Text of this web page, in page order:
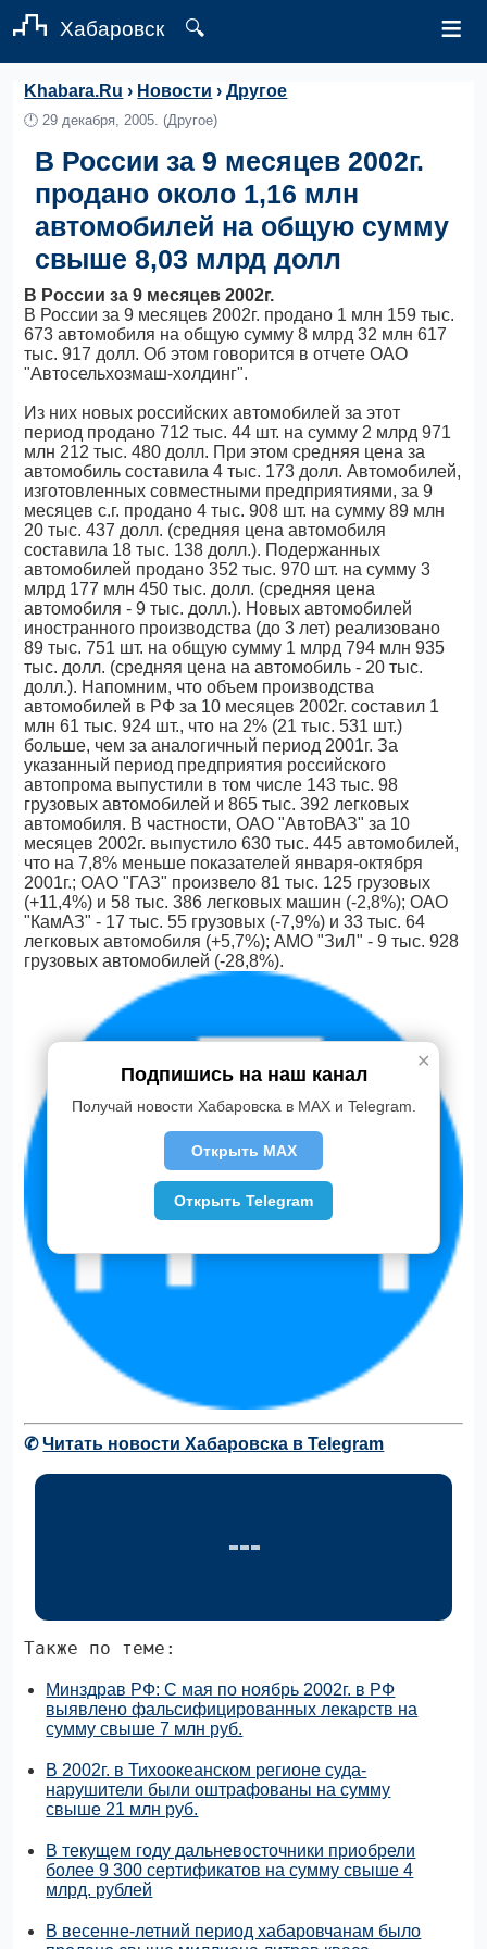
Хабаровск 🔍 ≡
Khabara.Ru › Новости ›Другое
🕛29 декабря, 2005. (Другое)
В России за 9 месяцев 2002г.
продано около 1,16 млн
автомобилей на общую сумму
свыше 8,03 млрд долл
В России за 9 месяцев 2002г.
В России за 9 месяцев 2002г. продано 1 млн 159 тыс.
673 автомобиля на общую сумму 8 млрд 32 млн 617
тыс. 917 долл. Об этом говорится в отчете ОАО
"Автосельхозмаш-холдинг".
Из них новых российских автомобилей за этот
период продано 712 тыс. 44 шт. на сумму 2 млрд 971
млн 212 тыс. 480 долл. При этом средняя цена за
автомобиль составила 4 тыс. 173 долл. Автомобилей,
изготовленных совместными предприятиями, за 9
месяцев с.г. продано 4 тыс. 908 шт. на сумму 89 млн
20 тыс. 437 долл. (средняя цена автомобиля
составила 18 тыс. 138 долл.). Подержанных
автомобилей продано 352 тыс. 970 шт. на сумму 3
млрд 177 млн 450 тыс. долл. (средняя цена
автомобиля - 9 тыс. долл.). Новых автомобилей
иностранного производства (до 3 лет) реализовано
89 тыс. 751 шт. на общую сумму 1 млрд 794 млн 935
тыс. долл. (средняя цена на автомобиль - 20 тыс.
долл.). Напомним, что объем производства
автомобилей в РФ за 10 месяцев 2002г. составил 1
млн 61 тыс. 924 шт., что на 2% (21 тыс. 531 шт.)
больше, чем за аналогичный период 2001г. За
указанный период предприятия российского
автопрома выпустили в том числе 143 тыс. 98
грузовых автомобилей и 865 тыс. 392 легковых
автомобиля. В частности, ОАО "АвтоВАЗ" за 10
месяцев 2002г. выпустило 630 тыс. 445 автомобилей,
что на 7,8% меньше показателей января-октября
2001г.; ОАО "ГАЗ" произвело 81 тыс. 125 грузовых
(+11,4%) и 58 тыс. 386 легковых машин (-2,8%); ОАО
"КамАЗ" - 17 тыс. 55 грузовых (-7,9%) и 33 тыс. 64
легковых автомобиля (+5,7%); АМО "ЗиЛ" - 9 тыс. 928
грузовых автомобилей (-28,8%).
✆Читать новости Хабаровска в Telegram
Также по теме:
Минздрав РФ: С мая по ноябрь 2002г. в РФ
выявлено фальсифицированных лекарств на
сумму свыше 7 млн руб.
В 2002г. в Тихоокеанском регионе суда-
нарушители были оштрафованы на сумму
свыше 21 млн руб.
В текущем году дальневосточники приобрели
более 9 300 сертификатов на сумму свыше 4
млрд. рублей
В весенне-летний период хабаровчанам было
✕
Подпишись на наш канал
Получай новости Хабаровска в MAX и Telegram.
Открыть MAX
Открыть Telegram